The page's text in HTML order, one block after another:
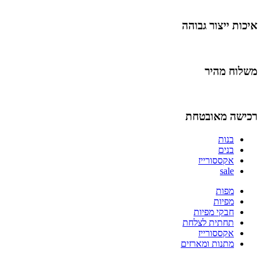
איכות ייצור גבוהה
משלוח מהיר
רכישה מאובטחת
בנות
בנים
אקססורייז
sale
מפות
מפיות
חבקי מפיות
תחתית לצלחת
אקססורייז
מתנות ומארזים